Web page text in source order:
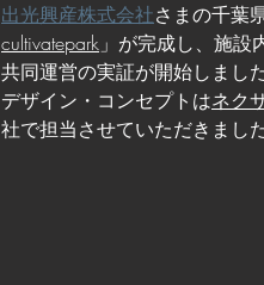
出光興産株式会社さまの千葉
cultivatepark 」が完成し、施設
共同運営の実証が開始しました
デザイン・コンセプトはネク
社で担当させていただきました